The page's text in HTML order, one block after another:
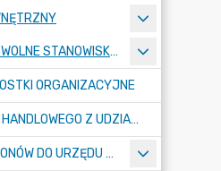
NABORY NA WOLNE STANOWISKA PRACY
ORGANIZACYJNE
SPÓŁKI PRAWA HANDLOWEGO Z UDZIAŁEM GMINY
NUMERY TELEFONÓW DO URZĘDU MIASTA, MIEJSKICH JEDNOSTEK ORGANIZACYJNYCH ORAZ SPÓŁEK PRAWA HANDLOWEGO Z UDZIAŁEM GMINY